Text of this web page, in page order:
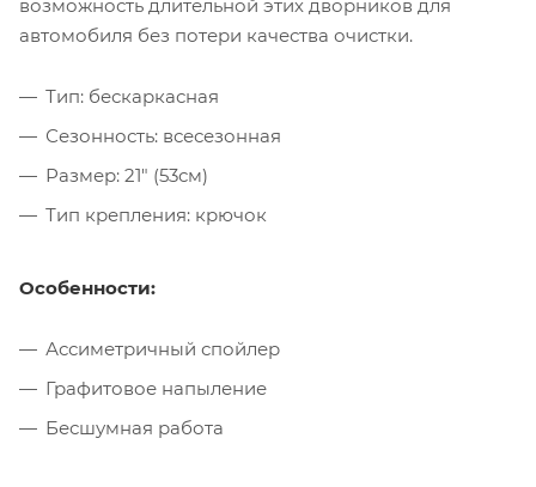
возможность длительной этих дворников для
автомобиля без потери качества очистки.
Тип: бескаркасная
Сезонность: всесезонная
Размер: 21" (53см)
Тип крепления: крючок
Особенности:
Ассиметричный спойлер
Графитовое напыление
Бесшумная работа